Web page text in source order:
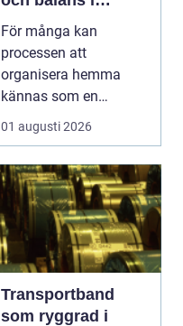
vardagen
För många kan
processen att
organisera hemma
kännas som en
överväldigande ...
01 augusti 2026
Transportband
som ryggrad i